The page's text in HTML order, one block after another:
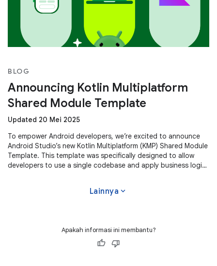
BLOG
Announcing Kotlin Multiplatform
Shared Module Template
Updated 20 Mei 2025
To empower Android developers, we’re excited to announce
Android Studio’s new Kotlin Multiplatform (KMP) Shared Module
Template. This template was specifically designed to allow
developers to use a single codebase and apply business logic
Lainnya expand_more
Apakah informasi ini membantu?